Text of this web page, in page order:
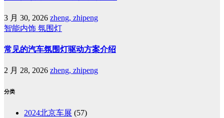
3 月 30, 2026 zheng, zhipeng
智能内饰 氛围灯
常见的汽车氛围灯驱动方案介绍
2 月 28, 2026 zheng, zhipeng
分类
2024北京车展 (57)